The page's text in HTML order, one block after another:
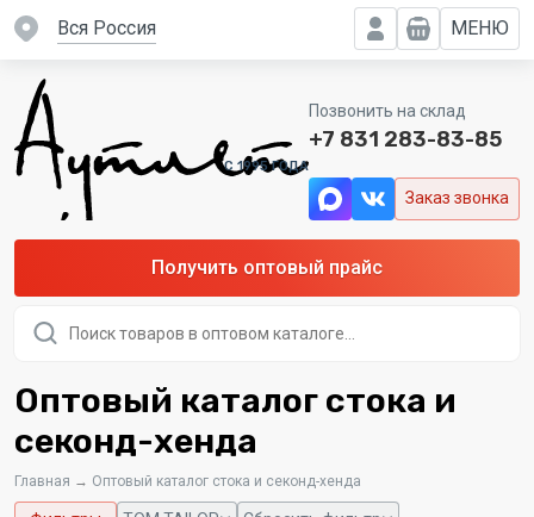
вся Россия МЕНЮ
C 1995 ГОДА
Позвонить на склад
+7 831 283-83-85
Заказ звонка
Получить оптовый прайс
товаров
Оптовый каталог стока и
секонд-хенда
Главная → Оптовый каталог стока и секонд-хенда